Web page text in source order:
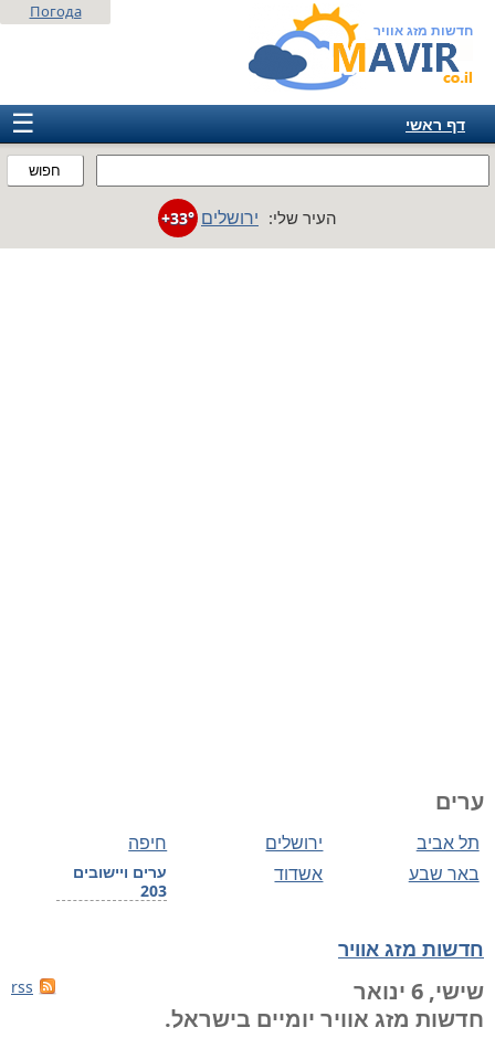
חדשות מזג אוויר
חפוש
Погода
☰
דף ראשי
אמריקה
העיר שלי: ירושלים +33°
ערים
חיפה ירושלים תל אביב
ערים ויישובים
203
אשדוד באר שבע
חדשות מזג אוויר
rss
שישי, 6 ינואר
חדשות מזג אוויר יומיים בישראל.